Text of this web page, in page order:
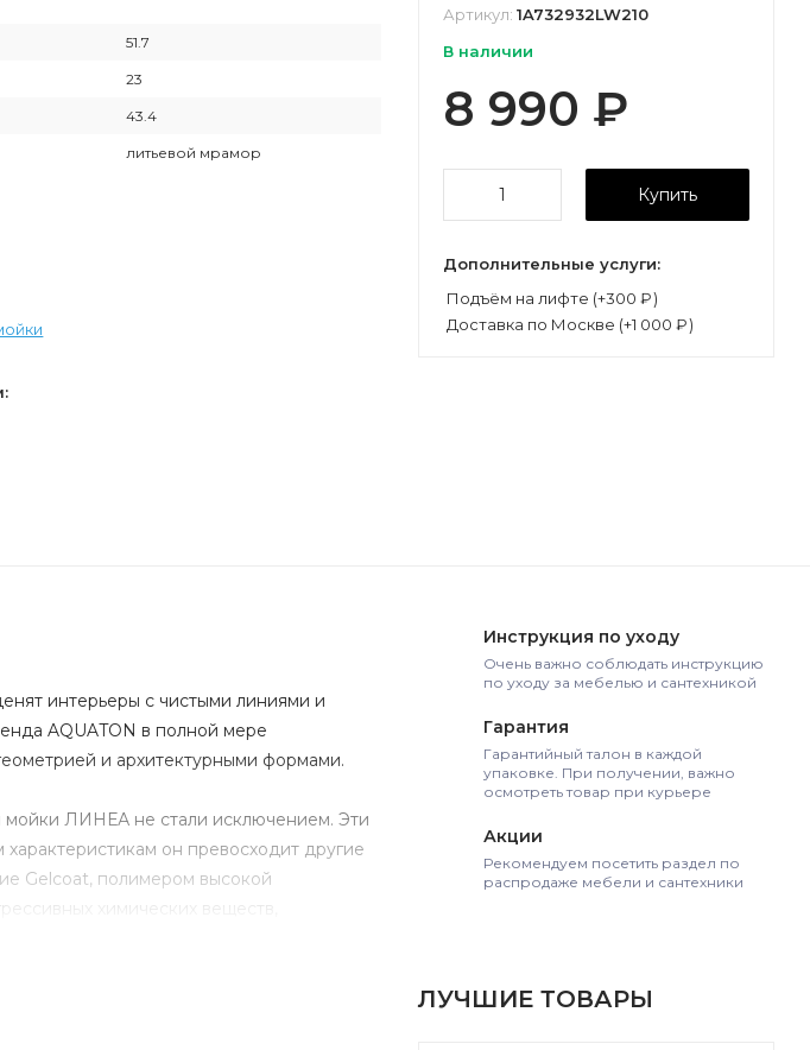
51.7
23
43.4
литьевой мрамор
Артикул: 1A732932LW210
В наличии
8 990 ₽
Купить
Дополнительные услуги:
Подъём на лифте (+300 ₽)
Доставка по Москве (+1 000 ₽)
Инструкция по уходу
Очень важно соблюдать инструкцию
по уходу за мебелью и сантехникой
Гарантия
Гарантийный талон в каждой
упаковке. При получении, важно
осмотреть товар при курьере
Акции
Рекомендуем посетить раздел по
распродаже мебели и сантехники
ЛУЧШИЕ ТОВАРЫ
интерьеры с чистыми линиями и
AQUATON в полной мере
и архитектурными формами.
мойки ЛИНЕА не стали исключением. Эти
он превосходит другие
Gelcoat, полимером высокой
химических веществ,
можете быть уверены в надежности